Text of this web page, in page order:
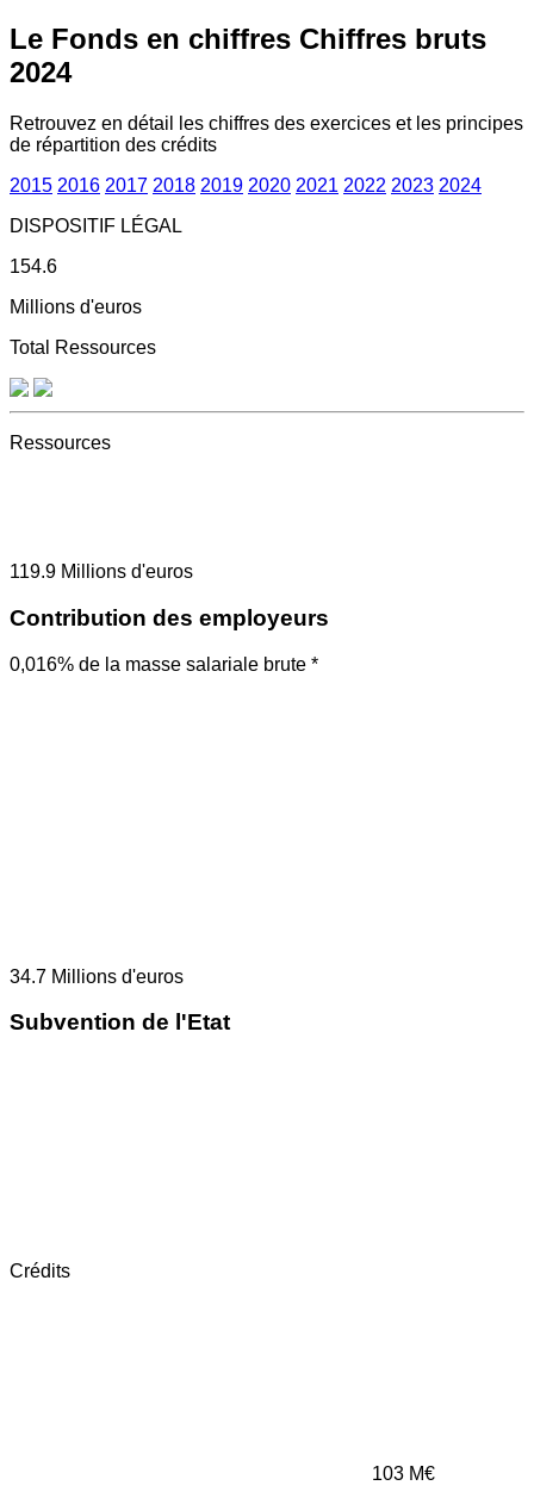
Le Fonds en chiffres Chiffres bruts
2024
Retrouvez en détail les chiffres des exercices et les principes
de répartition des crédits
2015 2016 2017 2018 2019 2020 2021 2022 2023 2024
DISPOSITIF LÉGAL
154.6
Millions d'euros
Total Ressources
Ressources
119.9 Millions d'euros
Contribution des employeurs
0,016% de la masse salariale brute *
34.7 Millions d'euros
Subvention de l'Etat
Crédits
103 M€